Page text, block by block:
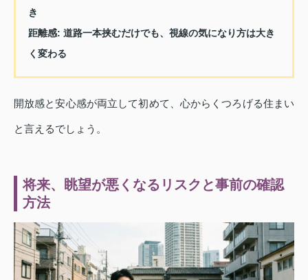
き
距離感: 道路一本挟むだけでも、視線の気になり方は大き
く変わる
開放感と安心感が両立して初めて、心からくつろげる住まい
と言えるでしょう。
将来、眺望が悪くなるリスクと事前の確認
方法